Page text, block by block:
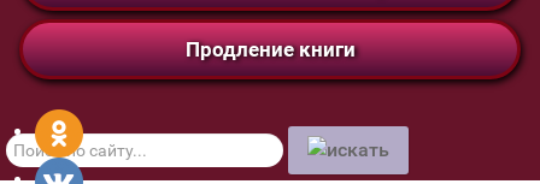
Продление книги
Поиск
по